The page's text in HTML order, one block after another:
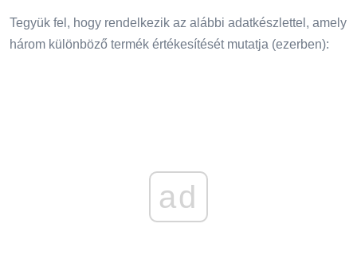
Tegyük fel, hogy rendelkezik az alábbi adatkészlettel, amely
három különböző termék értékesítését mutatja (ezerben):
ad